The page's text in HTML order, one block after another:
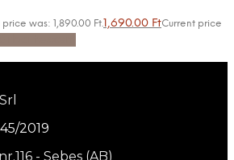
was: 1,890.00 Ft.1,690.00 FtCurrent price
2019
- Sebes (AB)